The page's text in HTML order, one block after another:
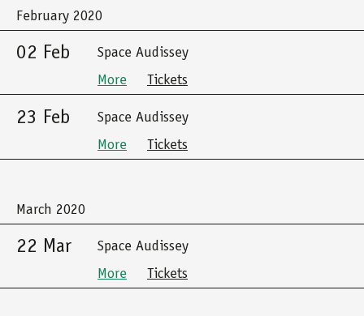
February 2020
02 Feb
Space Audissey
More
Tickets
23 Feb
Space Audissey
More
Tickets
March 2020
22 Mar
Space Audissey
More
Tickets